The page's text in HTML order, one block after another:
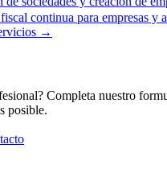
continua para empresas y
→
Completa nuestro
posible.